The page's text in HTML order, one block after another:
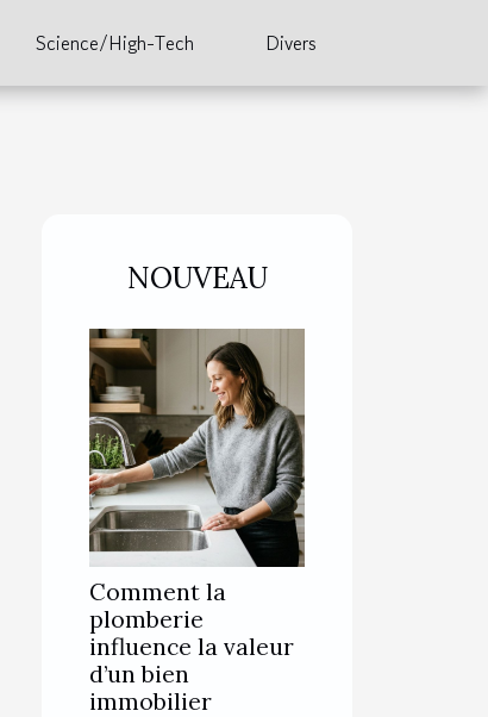
Science/High-Tech Divers
NOUVEAU
Comment la
plomberie
influence la valeur
d’un bien
immobilier